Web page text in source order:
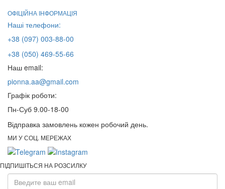
ОФІЦІЙНА ІНФОРМАЦІЯ
Наші телефони:
+38 (097) 003-88-00
+38 (050) 469-55-66
Наш email:
pionna.aa@gmail.com
Графік роботи:
Пн-Суб 9.00-18-00
Відправка замовлень кожен робочий день.
МИ У СОЦ. МЕРЕЖАХ
ПІДПИШІТЬСЯ НА РОЗСИЛКУ